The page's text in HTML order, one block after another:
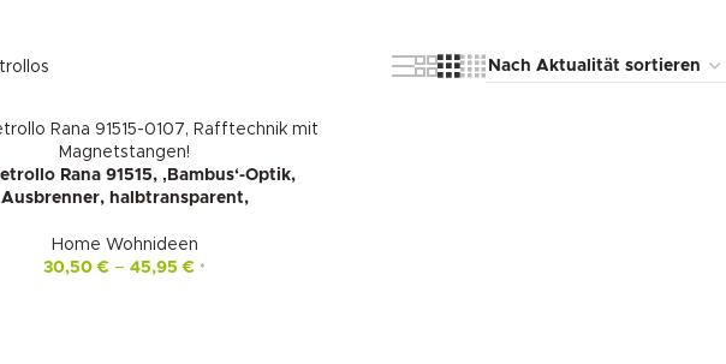
Rana 91515, ‚Bambus‘-Optik,
Ausbrenner, halbtransparent,
Home Wohnideen
30,50€ –45,95€ *